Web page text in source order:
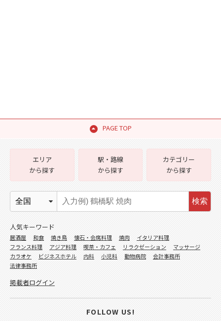
PAGE TOP
エリア
から探す
駅・路線
から探す
カテゴリー
から探す
検索
人気キーワード
居酒屋 和食 焼き鳥 懐石・会席料理 焼肉
イタリア料理
フランス料理
アジア料理 喫茶・カフェ リラクゼーション
マッサージ
カラオケ
ビジネスホテル 内科 小児科 動物病院
会計事務所
法律事務所
掲載者ログイン
FOLLOW US!